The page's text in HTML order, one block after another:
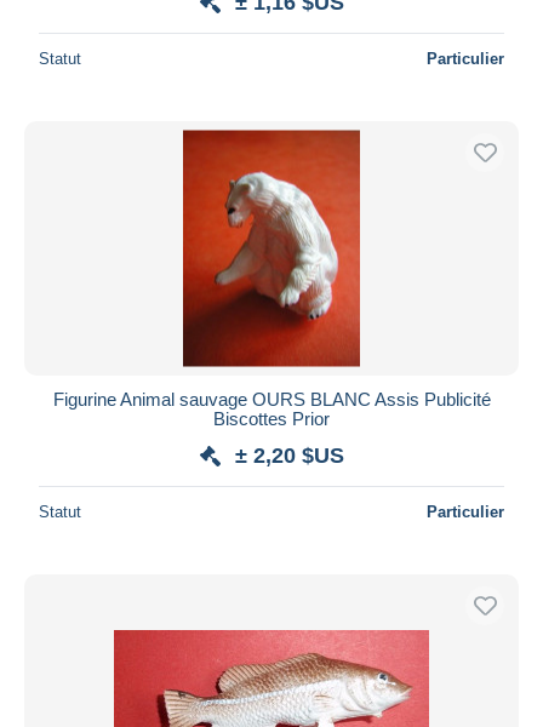
Statut Particulier
Figurine Animal sauvage OURS BLANC Assis Publicité
Biscottes Prior
± 2,20 $US
Statut Particulier